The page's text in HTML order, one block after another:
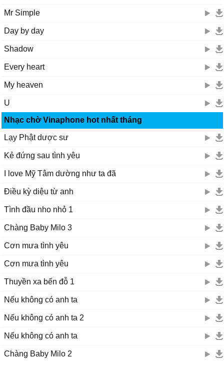
Mr Simple
Day by day
Shadow
Every heart
My heaven
U
Nhạc chờ Vinaphone hot nhất tháng
Lạy Phật dược sư
Kẻ đứng sau tình yêu
I love Mỹ Tâm dường như ta đã
Điều kỳ diệu từ anh
Tình đầu nho nhỏ 1
Chàng Baby Milo 3
Cơn mưa tình yêu
Cơn mưa tình yêu
Thuyền xa bến đỗ 1
Nếu không có anh ta
Nếu không có anh ta 2
Nếu không có anh ta
Chàng Baby Milo 2